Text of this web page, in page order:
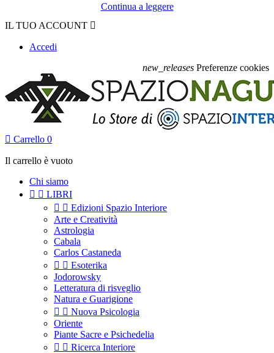
Continua a leggere
IL TUO ACCOUNT 
Accedi
new_releases Preferenze cookies
 Carrello 0
Il carrello è vuoto
Chi siamo
  LIBRI
  Edizioni Spazio Interiore
Arte e Creatività
Astrologia
Cabala
Carlos Castaneda
  Esoterika
Jodorowsky
Letteratura di risveglio
Natura e Guarigione
  Nuova Psicologia
Oriente
Piante Sacre e Psichedelia
  Ricerca Interiore